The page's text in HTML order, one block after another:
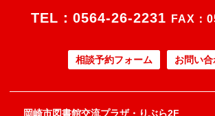
TEL： 0564-26-2231 FAX：
相談予約フォーム お問い
岡崎市図書館交流プラザ・りぶら2F